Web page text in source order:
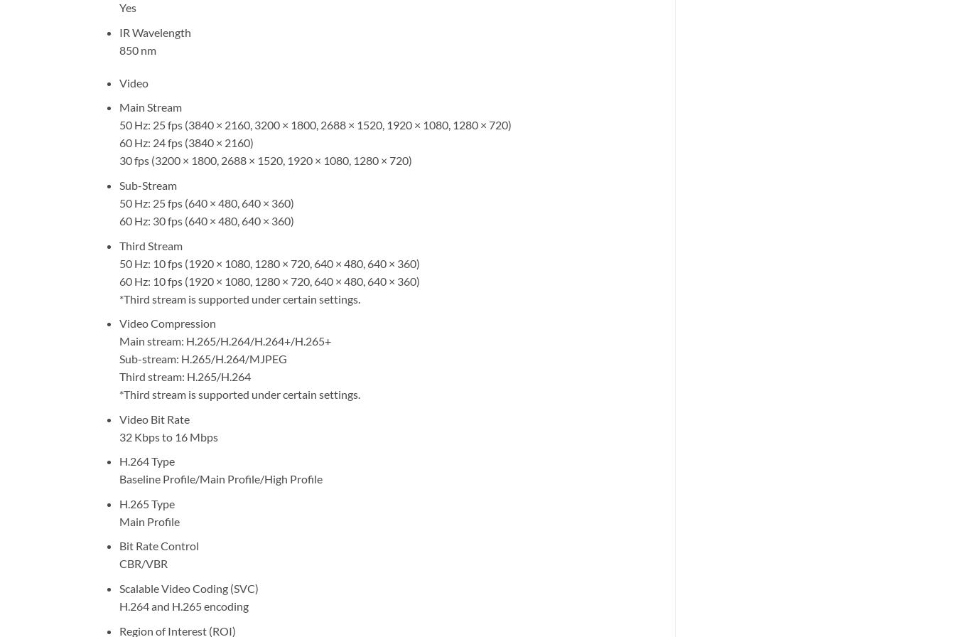
Yes
IR Wavelength
850 nm
Video
Main Stream
50 Hz: 25 fps (3840 × 2160, 3200 × 1800, 2688 × 1520, 1920 × 1080, 1280 × 720)
60 Hz: 24 fps (3840 × 2160)
30 fps (3200 × 1800, 2688 × 1520, 1920 × 1080, 1280 × 720)
Sub-Stream
50 Hz: 25 fps (640 × 480, 640 × 360)
60 Hz: 30 fps (640 × 480, 640 × 360)
Third Stream
50 Hz: 10 fps (1920 × 1080, 1280 × 720, 640 × 480, 640 × 360)
60 Hz: 10 fps (1920 × 1080, 1280 × 720, 640 × 480, 640 × 360)
*Third stream is supported under certain settings.
Video Compression
Main stream: H.265/H.264/H.264+/H.265+
Sub-stream: H.265/H.264/MJPEG
Third stream: H.265/H.264
*Third stream is supported under certain settings.
Video Bit Rate
32 Kbps to 16 Mbps
H.264 Type
Baseline Profile/Main Profile/High Profile
H.265 Type
Main Profile
Bit Rate Control
CBR/VBR
Scalable Video Coding (SVC)
H.264 and H.265 encoding
Region of Interest (ROI)